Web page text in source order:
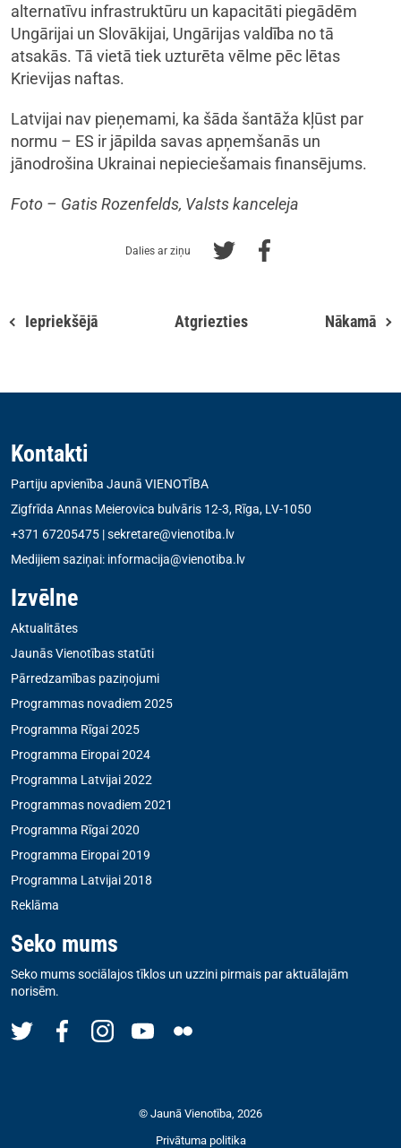
alternatīvu infrastruktūru un kapacitāti piegādēm
Ungārijai un Slovākijai, Ungārijas valdība no tā
atsakās. Tā vietā tiek uzturēta vēlme pēc lētas
Krievijas naftas.
Latvijai nav pieņemami, ka šāda šantāža kļūst par
normu – ES ir jāpilda savas apņemšanās un
jānodrošina Ukrainai nepieciešamais finansējums.
Foto – Gatis Rozenfelds, Valsts kanceleja
Dalies ar ziņu
Iepriekšējā Atgriezties Nākamā
Kontakti
Partiju apvienība Jaunā VIENOTĪBA
Zigfrīda Annas Meierovica bulvāris 12-3, Rīga, LV-1050
+371 67205475 |sekretare@vienotiba.lv
Medijiem saziņai: informacija@vienotiba.lv
Izvēlne
Aktualitātes
Jaunās Vienotības statūti
Pārredzamības paziņojumi
Programmas novadiem 2025
Programma Rīgai 2025
Programma Eiropai 2024
Programma Latvijai 2022
Programmas novadiem 2021
Programma Rīgai 2020
Programma Eiropai 2019
Programma Latvijai 2018
Reklāma
Seko mums
Seko mums sociālajos tīklos un uzzini pirmais par aktuālajām
norisēm.
© Jaunā Vienotība, 2026
Privātuma politika